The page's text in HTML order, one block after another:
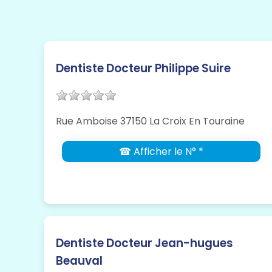
Dentiste Docteur Philippe Suire
Rue Amboise 37150 La Croix En Touraine
☎ Afficher le N° *
Dentiste Docteur Jean-hugues
Beauval